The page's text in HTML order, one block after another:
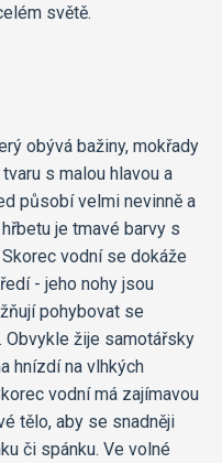
světě.
obývá bažiny, mokřady
s malou hlavou a
působí velmi nevinně a
je tmavé barvy s
vodní se dokáže
- jeho nohy jsou
pohybovat se
Obvykle žije samotářsky
hnízdí na vlhkých
vodní má zajímavou
tělo, aby se snadněji
či spánku. Ve volné